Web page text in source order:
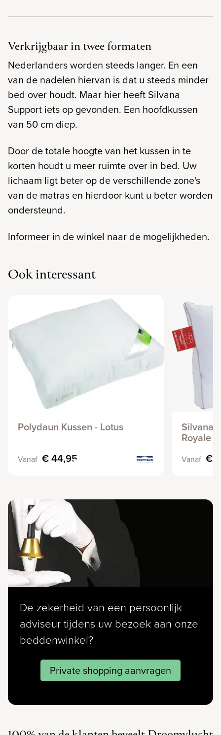
Verkrijgbaar in twee formaten
Nederlanders worden steeds langer. En een
van de nadelen hiervan is dat u steeds minder
bed over houdt. Maar hier heeft Silvana
Support iets op gevonden. Een hoofdkussen
van 50 cm diep.
Door de totale hoogte van het kussen in te
korten houdt u meer ruimte over in bed. Uw
lichaam ligt beter op de verschillende zone's
van de matras en hierdoor kunt u beter worden
ondersteund.
Informeer in de winkel naar de mogelijkheden.
Ook interessant
Polydaun Kussen - Lotus
Vanaf € 44,95
Silvana
Royale 1
Vanaf €
De zekerheid van een persoonlijk
adviseur tijdens uw bezoek aan onze
beddenwinkel?
Private shopping aanvragen